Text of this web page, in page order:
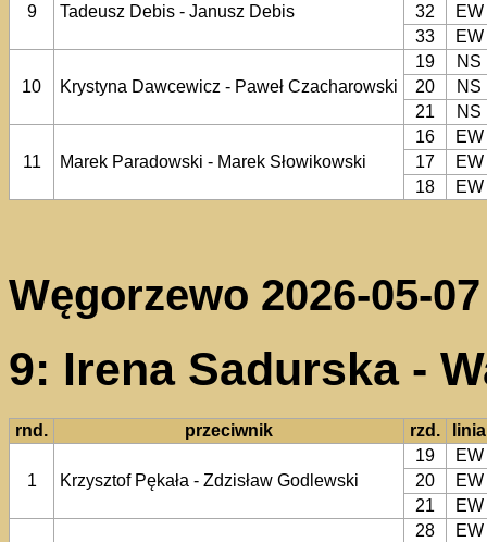
9 Tadeusz Debis - Janusz Debis
32
EW
33
EW
10 Krystyna Dawcewicz - Paweł Czacharowski
19
NS
20
NS
21
NS
11 Marek Paradowski - Marek Słowikowski
16
EW
17
EW
18
EW
Węgorzewo 2026-05-07
9: Irena Sadurska -
rnd. przeciwnik rzd. linia
1 Krzysztof Pękała - Zdzisław Godlewski
19
EW
20
EW
21
EW
28
EW